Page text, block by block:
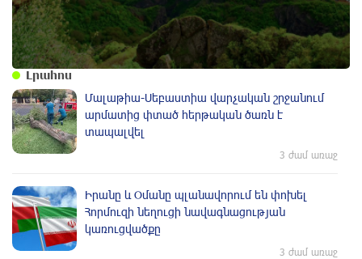
Լրահոս
Մալաթիա-Սեբաստիա վարչական շրջանում
արմատից փտած հերթական ծառն է
տապալվել
3 ժամ առաջ
Իրանը և Օմանը պլանավորում են փոխել
Հորմուզի նեղուցի նավագնացության
կառուցվածքը
3 ժամ առաջ